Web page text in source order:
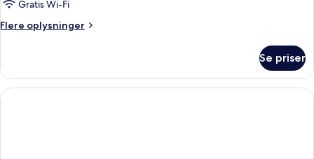
-
havudsigt
Gratis Wi-Fi
Flere oplysninger
Flere
studiosuite
1
Se priser